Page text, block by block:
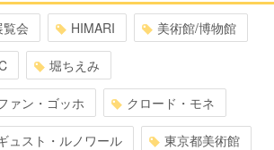
会 HIMARI 美術館/博物館
堀ちえみ
ァン・ゴッホ クロード・モネ
ュスト・ルノワール 東京都美術館